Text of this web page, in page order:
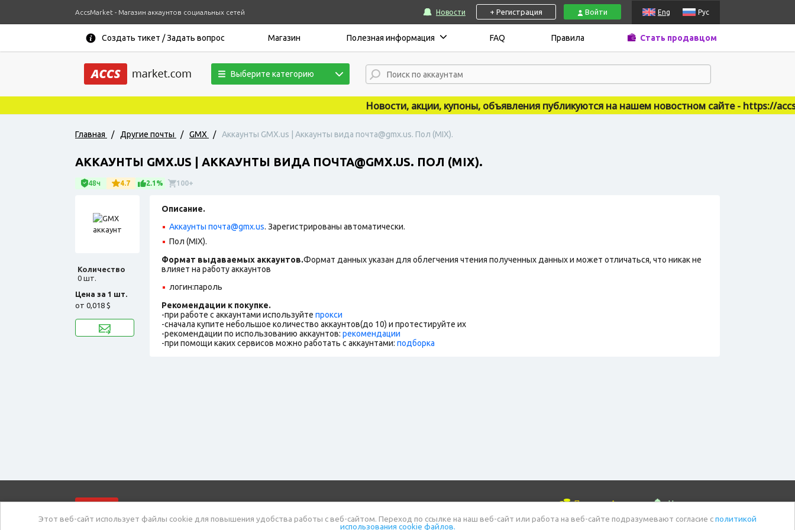
AccsMarket - Магазин аккаунтов социальных сетей Новости + Регистрация Войти Eng Рус
Создать тикет / Задать вопрос Магазин Полезная информация FAQ Правила Стать продавцом
Выберите категорию
Новости, акции, купоны, объявления публикуются на нашем новостном сайте - https://
Главная / Другие почты / GMX / Аккаунты GMX.us | Аккаунты вида почта@gmx.us. Пол (MIX).
АККАУНТЫ GMX.US | АККАУНТЫ ВИДА ПОЧТА@GMX.US. ПОЛ (MIX).
48ч 4.7 2.1% 100+
Количество
0 шт.
Цена за 1 шт.
от 0,018 $
Описание.
Аккаунты почта@gmx.us. Зарегистрированы автоматически.
Пол (MIX).
Формат выдаваемых аккаунтов.Формат данных указан для облегчения чтения полученных данных и может отличаться, что никак не
влияет на работу аккаунтов
логин:пароль
Рекомендации к покупке.
-при работе с аккаунтами используйте прокси
-сначала купите небольшое количество аккаунтов(до 10) и протестируйте их
-рекомендации по использованию аккаунтов: рекомендации
-при помощи каких сервисов можно работать с аккаунтами: подборка
Продать Аккаунт
Новости
Этот веб-сайт использует файлы cookie для повышения удобства работы с веб-сайтом. Переход по ссылке на наш веб-сайт или работа на веб-сайте подразумевают согласие сполитикой
использования cookie файлов.